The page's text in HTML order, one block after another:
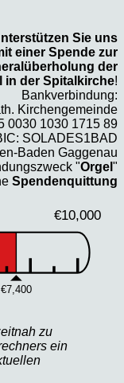
Sie uns
einer Spende zur
der
in der Spitalkirche!
Bankverbindung:
Kirchengemeinde
0030 1030 1715 89
SOLADES1BAD
Baden Gaggenau
"Orgel "
Spendenquittung
€10,000
€7,400
zu
ein